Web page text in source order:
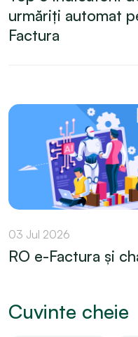
urmăriți automat
Factura
03 Jul 2026
RO e-Factura și
Cuvinte cheie